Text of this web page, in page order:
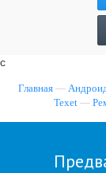
с
Главная—
Texet —